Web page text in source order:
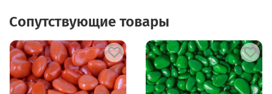
Сопутствующие товары